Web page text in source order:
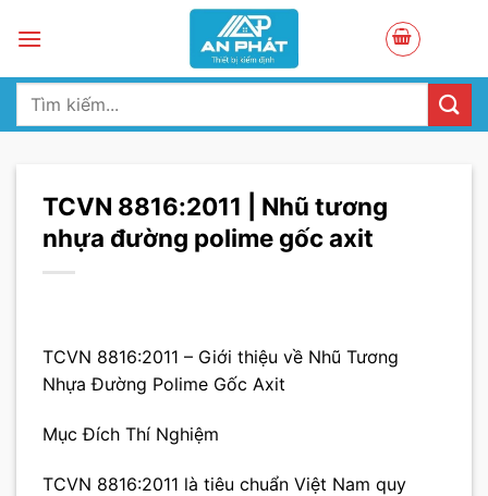
Tìm
TCVN 8816:2011 | Nhũ tương
nhựa đường polime gốc axit
TCVN 8816:2011 – Giới thiệu về Nhũ Tương
Nhựa Đường Polime Gốc Axit
Mục Đích Thí Nghiệm
TCVN 8816:2011 là tiêu chuẩn Việt Nam quy